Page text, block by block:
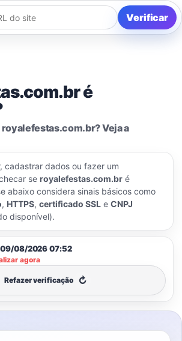
Verificar
é
Veja a
cadastrar dados ou fazer um
se royalefestas.com.br é
abaixo considera sinais básicos como
, HTTPS, certificado SSL e CNPJ
disponível).
09/08/2026 07:52
agora
Refazer verificação ↻